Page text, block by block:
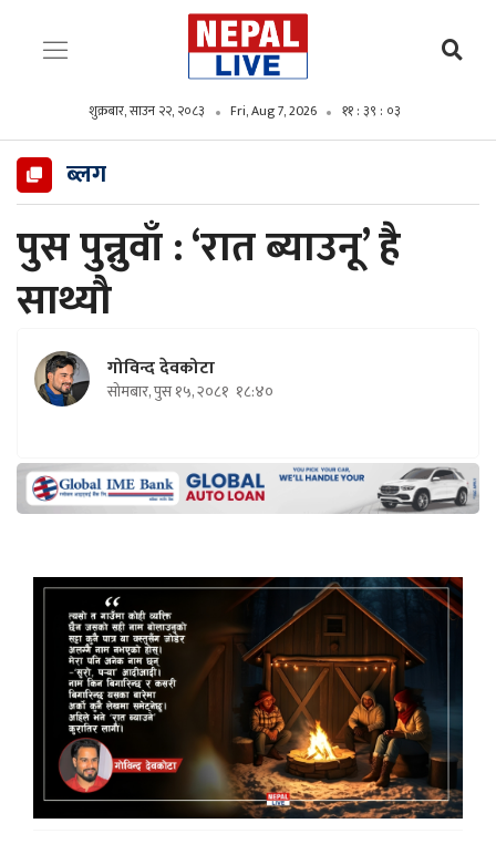
शुक्रबार, साउन २२, २०८३ Fri, Aug 7, 2026 ११ : ३९ : ०४
ब्लग
पुस पुन्नुवाँ : ‘रात ब्याउनू’ है
साथ्यौ
गोविन्द देवकोटा
सोमबार, पुस १५, २०८१ १८:४०